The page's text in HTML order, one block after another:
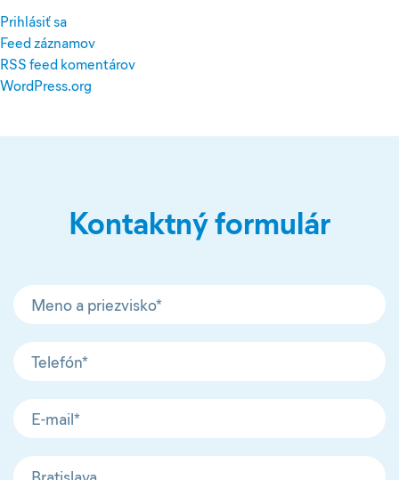
Prihlásiť sa
Feed záznamov
RSS feed komentárov
WordPress.org
Kontaktný formulár